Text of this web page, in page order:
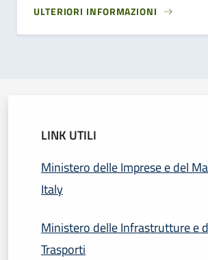
ULTERIORI INFORMAZIONI
LINK UTILI
Ministero delle Imprese e del
Italy
Ministero delle Infrastrutture e
Trasporti